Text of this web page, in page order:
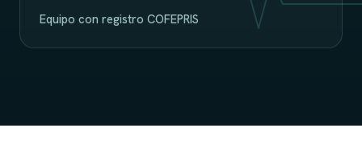
Equipo con registro COFEPRIS